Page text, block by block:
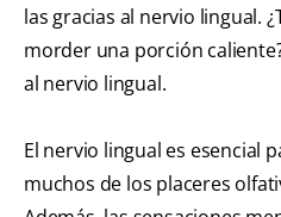
las gracias al nervio lingual.
morder una porción
al nervio lingual.
El nervio lingual es esencial
muchos de los placeres